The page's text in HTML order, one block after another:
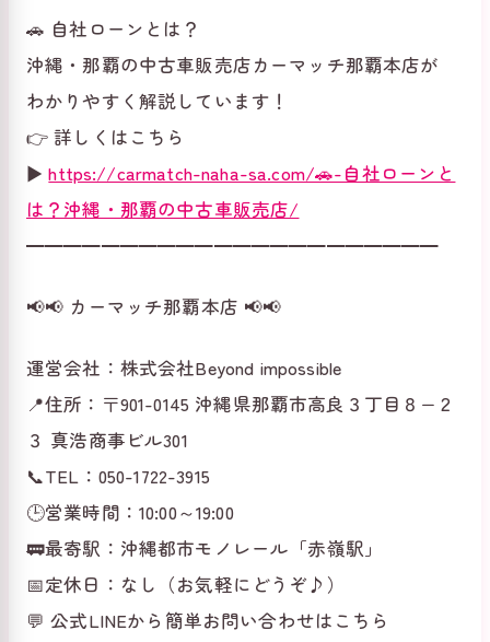
🚗 自社ローンとは？
沖縄・那覇の中古車販売店カーマッチ那覇本店が
わかりやすく解説しています！
👉 詳しくはこちら
▶https://carmatch-naha-sa.com/🚗-自社ローンと
は？沖縄・那覇の中古車販売店/
━━━━━━━━━━━━━━━━━━━━━━
📢📢 カーマッチ那覇本店 📢📢
運営会社：株式会社Beyond impossible
📍住所：〒901-0145 沖縄県那覇市高良３丁目８−２
３ 真浩商事ビル301
📞TEL：050-1722-3915
🕒営業時間：10:00～19:00
🚃最寄駅：沖縄都市モノレール「赤嶺駅」
📅定休日：なし（お気軽にどうぞ♪）
💬 公式LINEから簡単お問い合わせはこちら